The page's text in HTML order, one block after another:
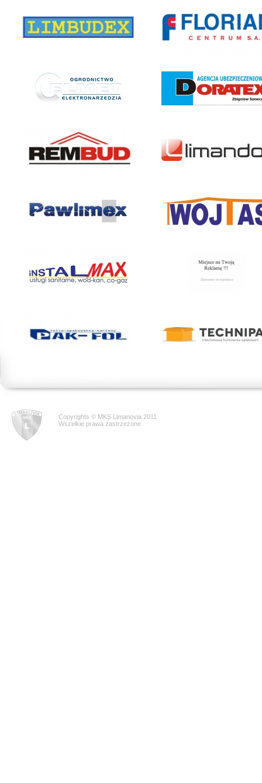
Copyrights © MKS Limanovia 2011
Wszelkie prawa zastrzeżone.